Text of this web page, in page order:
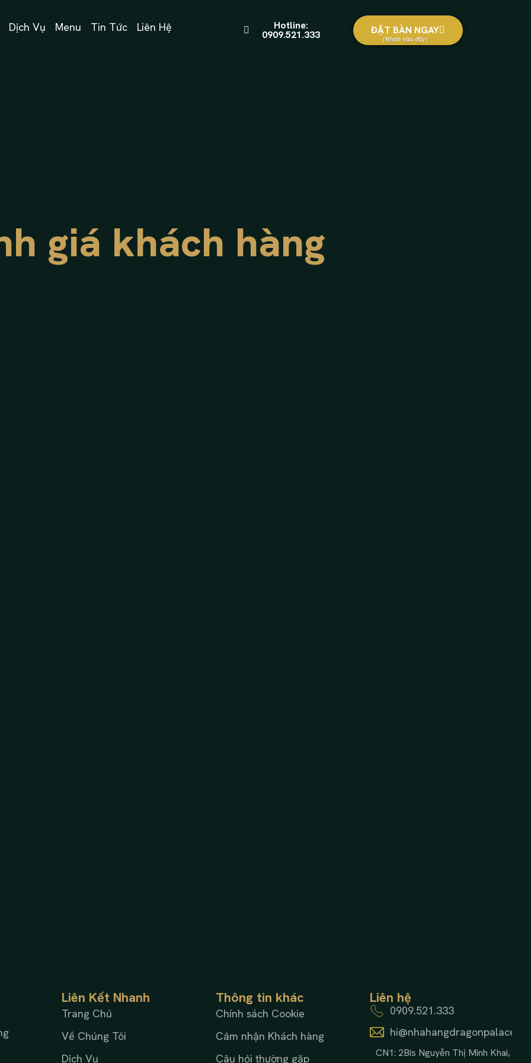
Dịch Vụ Menu Tin Tức Liên Hệ Hotline:
0909.521.333 ĐẶT BÀN NGAY
giá khách hàng
Liên Kết Nhanh
Trang Chủ
Về Chúng Tôi
Dịch Vụ
Thông tin khác
Chính sách Cookie
Cảm nhận Khách hàng
Câu hỏi thường gặp
Liên hệ
0909.521.333
CN1: 2Bis Nguyễn Thị Minh Khai,